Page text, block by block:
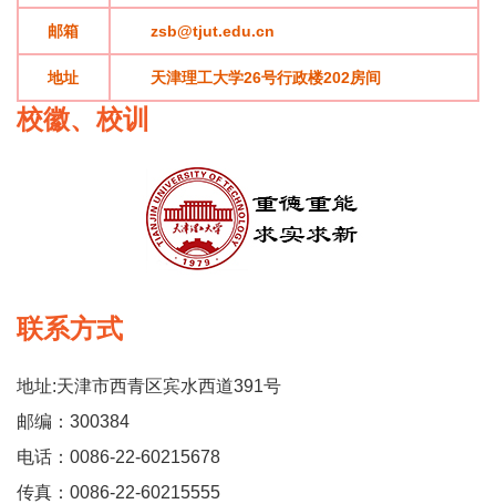
邮箱 zsb@tjut.edu.cn
地址 天津理工大学26号行政楼202房间
校徽、校训
联系方式
地址:天津市西青区宾水西道391号
邮编：300384
电话：0086-22-60215678
传真：0086-22-60215555